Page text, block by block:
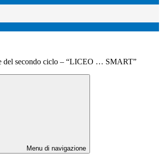
del secondo ciclo – “LICEO … SMART”
Menu di navigazione